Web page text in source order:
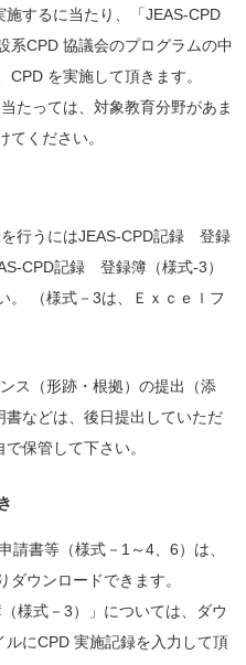
するに当たり、「JEAS‐CPD
系CPD 協議会のプログラムの中
を実施して頂きます。
たっては、対象教育分野があま
てください。
行うにはJEAS-CPD記録 登録
CPD記録 登録簿（様式-3）
。 （様式－3は、Ｅｘｃｅｌフ
ス（形跡・根拠）の提出（添
などは、後日提出していただ
保管して下さい。
請書等（様式－1～4、6）は、
ダウンロードできます。
様式－3）」については、ダウ
ルにCPD 実施記録を入力して頂